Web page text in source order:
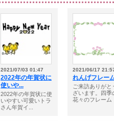
2021/07/03 01:47
2022年の年賀状に
使いや...
2022年の年賀状に使
いやすい可愛いトラ
さん年賀イ...
2021/06/17
れんげフレー
ご来訪ありがと
ざいます。四季
花々のフレーム